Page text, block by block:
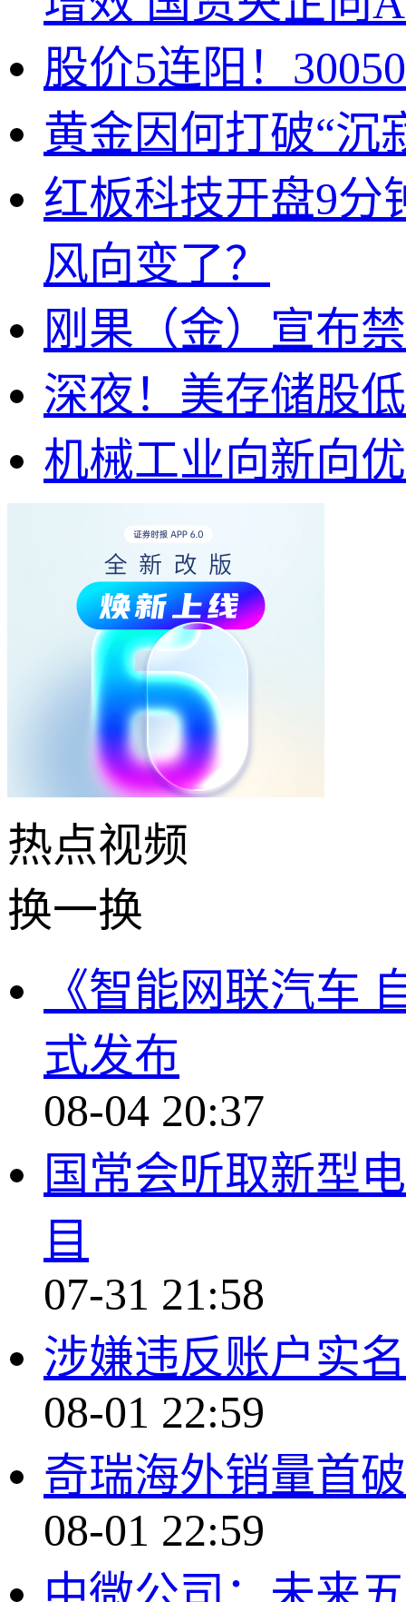
股价5连阳！
黄金因何打破“沉
红板科技开盘9分
风向变了？
刚果（金）宣布
深夜！美存储股
机械工业向新向
热点视频
换一换
《智能网联汽车
式发布
08-04 20:37
国常会听取新型
目
07-31 21:58
涉嫌违反账户实
08-01 22:59
奇瑞海外销量首
08-01 22:59